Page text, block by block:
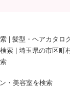
髪型・ヘアカタロ
索
埼玉県の市区町
・美容室を検索